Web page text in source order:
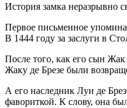
История замка неразрывно
Первое письменное
В 1444 году за заслуги в
После того, как его сын
Жаку де Брезе были
А его наследник Луи де
фавориткой. К слову, она